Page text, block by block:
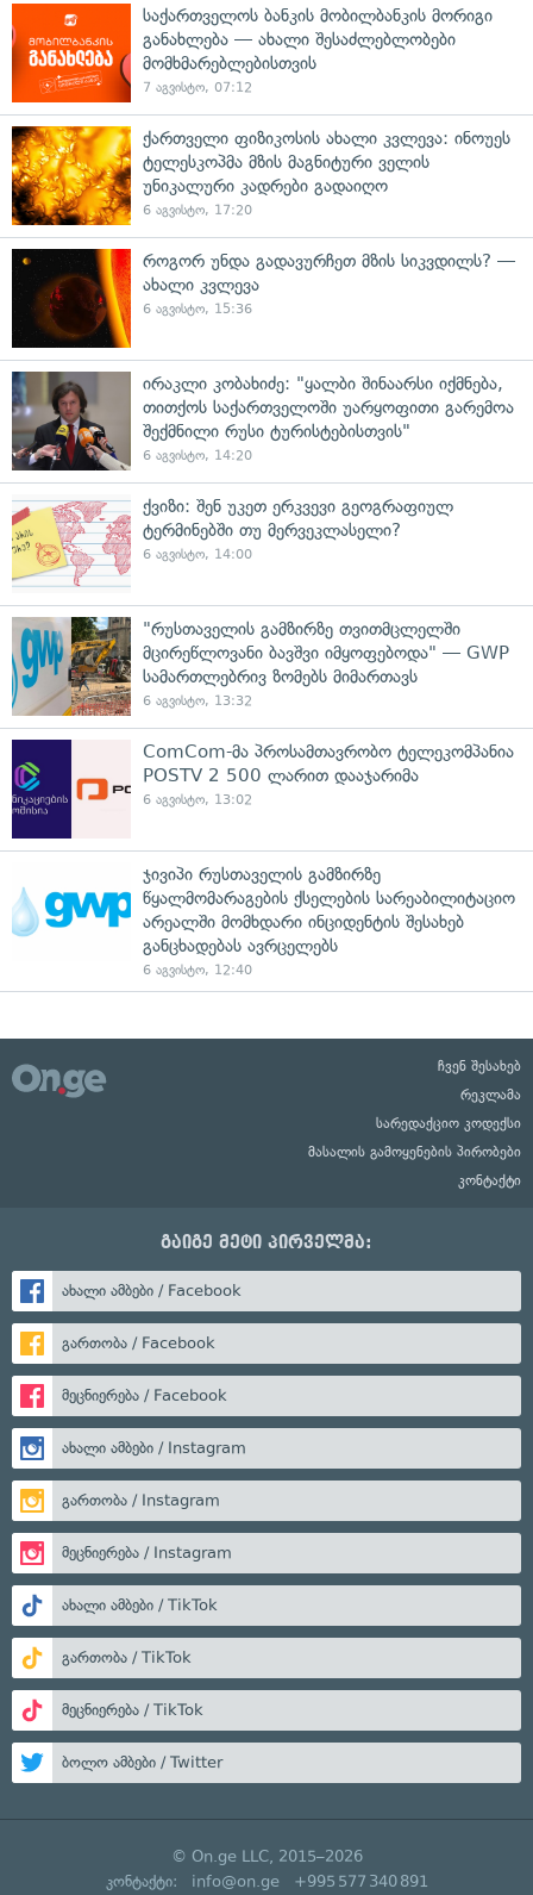
საქართველოს ბანკის მობილბანკის მორიგი
განახლება — ახალი შესაძლებლობები
მომხმარებლებისთვის
7 აგვისტო, 07:12
ქართველი ფიზიკოსის ახალი კვლევა: ინოუეს
ტელესკოპმა მზის მაგნიტური ველის
უნიკალური კადრები გადაიღო
6 აგვისტო, 17:20
როგორ უნდა გადავურჩეთ მზის სიკვდილს? —
ახალი კვლევა
6 აგვისტო, 15:36
ირაკლი კობახიძე: "ყალბი შინაარსი იქმნება,
თითქოს საქართველოში უარყოფითი გარემოა
შექმნილი რუსი ტურისტებისთვის"
6 აგვისტო, 14:20
ქვიზი: შენ უკეთ ერკვევი გეოგრაფიულ
ტერმინებში თუ მერვეკლასელი?
6 აგვისტო, 14:00
"რუსთაველის გამზირზე თვითმცლელში
მცირეწლოვანი ბავშვი იმყოფებოდა" — GWP
სამართლებრივ ზომებს მიმართავს
6 აგვისტო, 13:32
ComCom-მა პროსამთავრობო ტელეკომპანია
POSTV 2 500 ლარით დააჯარიმა
6 აგვისტო, 13:02
ჯივიპი რუსთაველის გამზირზე
წყალმომარაგების ქსელების სარეაბილიტაციო
არეალში მომხდარი ინციდენტის შესახებ
განცხადებას ავრცელებს
6 აგვისტო, 12:40
ჩვენ შესახებ
რეკლამა
სარედაქციო კოდექსი
მასალის გამოყენების პირობები
კონტაქტი
გაიგე მეტი პირველმა:
ახალი ამბები / Facebook
გართობა / Facebook
მეცნიერება / Facebook
ახალი ამბები / Instagram
გართობა / Instagram
მეცნიერება / Instagram
ახალი ამბები / TikTok
გართობა / TikTok
მეცნიერება / TikTok
ბოლო ამბები / Twitter
© On.ge LLC, 2015–2026
კონტაქტი: info@on.ge +995 577 340 891